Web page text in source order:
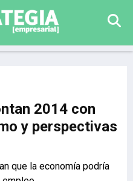
2014 con
y perspectivas
que la economía podría